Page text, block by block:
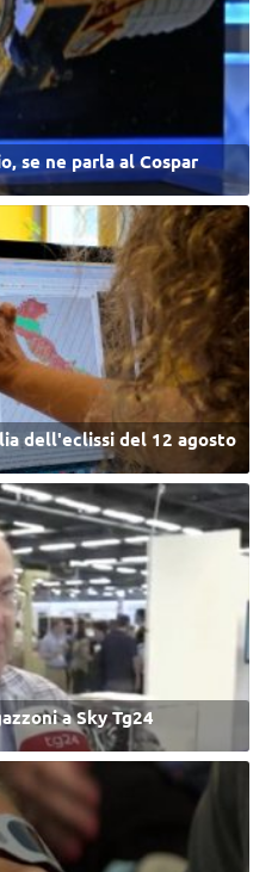
se ne parla al Cospar
dell'eclissi del 12 agosto
a Sky Tg24